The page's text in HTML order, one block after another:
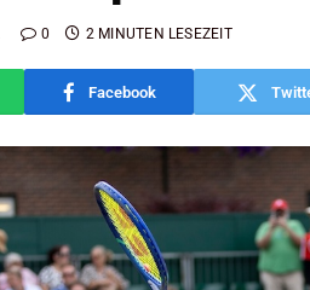
0 2 MINUTEN LESEZEIT
Facebook